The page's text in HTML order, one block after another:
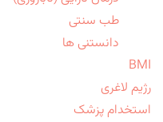
طب سنتی
دانستنی ها
BMI
رژیم لاغری
استخدام پزشک